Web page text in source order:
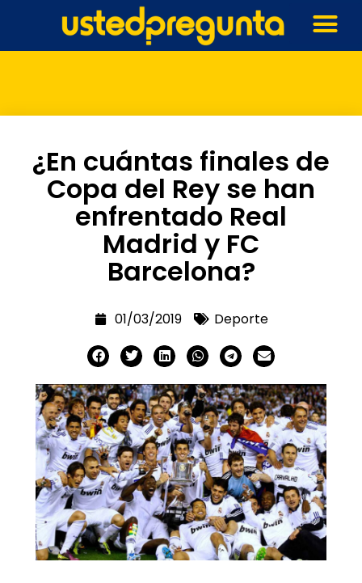
¿En cuántas finales de
Copa del Rey se han
enfrentado Real
Madrid y FC
Barcelona?
01/03/2019 Deporte